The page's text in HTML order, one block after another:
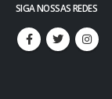
SIGA NOSSAS REDES